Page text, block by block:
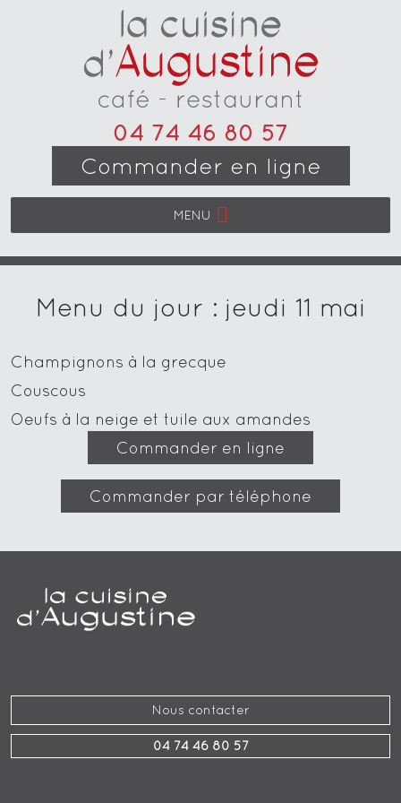
04 74 46 80 57
Commander en ligne
MENU
Menu du jour : jeudi 11 mai
Champignons à la grecque
Couscous
Oeufs à la neige et tuile aux amandes
Commander en ligne
Commander par téléphone
Nous contacter
04 74 46 80 57